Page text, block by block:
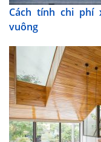
Cách tính chi phí
vuông